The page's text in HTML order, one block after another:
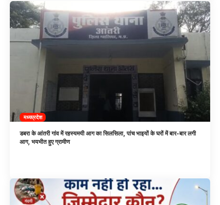
मध्यप्रदेश
डबरा के आंतरी गांव में रहस्यमयी आग का सिलसिला, पांच भाइयों के घरों में बार-बार लगी
आग, भयभीत हुए ग्रामीण